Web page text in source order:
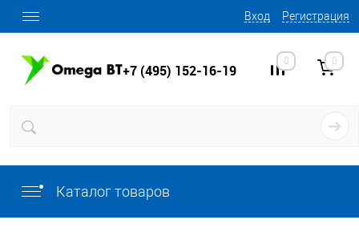
Вход Регистрация
+7 (495) 152-16-19
0 0
Каталог товаров